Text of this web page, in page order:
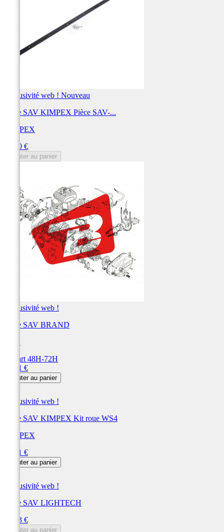
Exclusivité web ! Nouveau
Pièce SAV KIMPEX Pièce SAV-...
KIMPEX
49,00 €
Ajouter au panier
Exclusivité web !
Pièce SAV BRAND
Départ 48H-72H
47,21 €
Ajouter au panier
Exclusivité web !
Pièce SAV KIMPEX Kit roue WS4
KIMPEX
46,91 €
Ajouter au panier
Exclusivité web !
Pièce SAV LIGHTECH
46,33 €
Ajouter au panier